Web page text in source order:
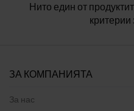
Нито един от
критерии
ЗА КОМПАНИЯТА
За нас